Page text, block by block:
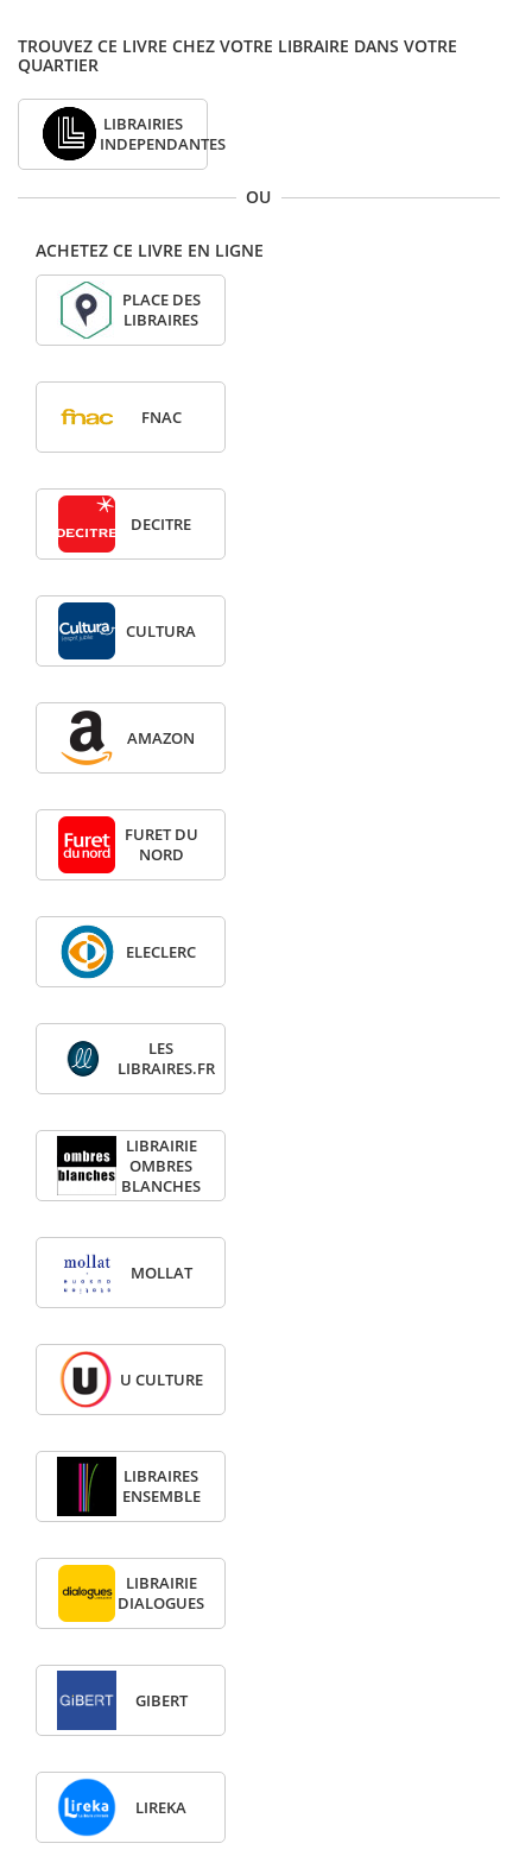
TROUVEZ CE LIVRE CHEZ VOTRE LIBRAIRE DANS VOTRE
QUARTIER
LIBRAIRIES
INDEPENDANTES
OU
ACHETEZ CE LIVRE EN LIGNE
PLACE DES
LIBRAIRES
FNAC
DECITRE
CULTURA
AMAZON
FURET DU
NORD
ELECLERC
LES
LIBRAIRES.FR
LIBRAIRIE
OMBRES
BLANCHES
MOLLAT
U CULTURE
LIBRAIRES
ENSEMBLE
LIBRAIRIE
DIALOGUES
GIBERT
LIREKA